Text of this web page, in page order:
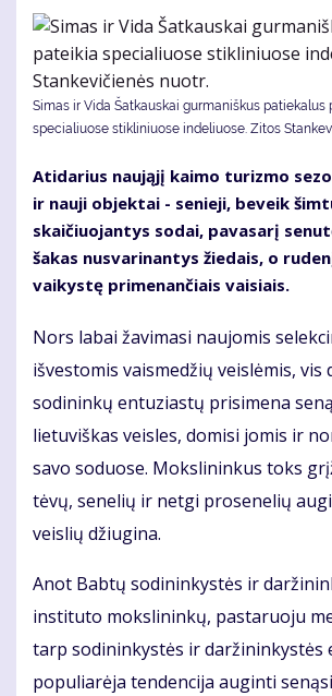
Simas ir Vida Šatkauskai gurmaniškus patiekalus
specialiuose stikliniuose indeliuose. Zitos
Atidarius naująjį kaimo turizmo
ir nauji objektai - senieji, beveik
skaičiuojantys sodai, pavasarį
šakas nusvarinantys žiedais, o
vaikystę primenančiais vaisiais.
Nors labai žavimasi naujomis
išvestomis vaismedžių veislėmis, vis
sodininkų entuziastų prisimena
lietuviškas veisles, domisi jomis ir
savo soduose. Mokslininkus toks
tėvų, senelių ir netgi prosenelių
veislių džiugina.
Anot Babtų sodininkystės ir
instituto mokslininkų, pastaruoju
tarp sodininkystės ir daržininkystės
populiarėja tendencija auginti